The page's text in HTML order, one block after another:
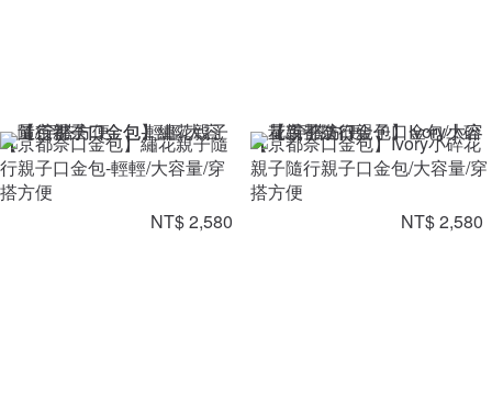
【京都奈口金包】繡花親子隨
行親子口金包-輕輕/大容量/穿
搭方便
NT$ 2,580
【京都奈口金包】Ivory小碎花
親子隨行親子口金包/大容量/穿
搭方便
NT$ 2,580